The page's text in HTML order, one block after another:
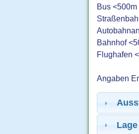
Bus <500m
Bahnhof
Flughafen
Angaben
Lage